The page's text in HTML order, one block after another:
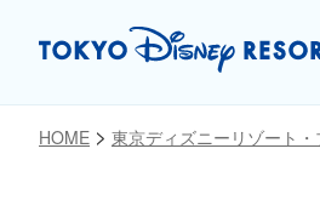
HOME 東京ディズニーリゾート